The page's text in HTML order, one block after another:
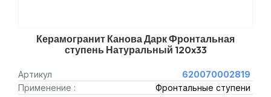
Керамогранит Канова Дарк Фронтальная
ступень Натуральный 120x33
Артикул
620070002819
Применение :
Фронтальные ступени